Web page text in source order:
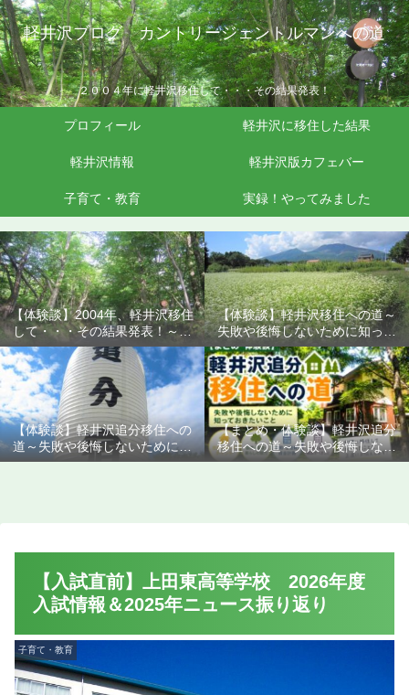
軽井沢ブログ カントリージェントルマンへの道
２００４年に軽井沢移住して・・・その結果発表！
プロフィール 軽井沢に移住した結果
軽井沢情報 軽井沢版カフェバー
子育て・教育 実録！やってみました
【体験談】2004年、軽井沢移住
して・・・その結果発表！～失
敗や後悔しないために知ってお
きたいこと
【体験談】軽井沢移住への道～
失敗や後悔しないために知って
おきたいこと
【体験談】軽井沢追分移住への
道～失敗や後悔しないために知
っておきたいこと
【まとめ・体験談】軽井沢追分
移住への道～失敗や後悔しない
ために知っておきたいこと
【入試直前】上田東高等学校 2026年度
入試情報＆2025年ニュース振り返り
子育て・教育